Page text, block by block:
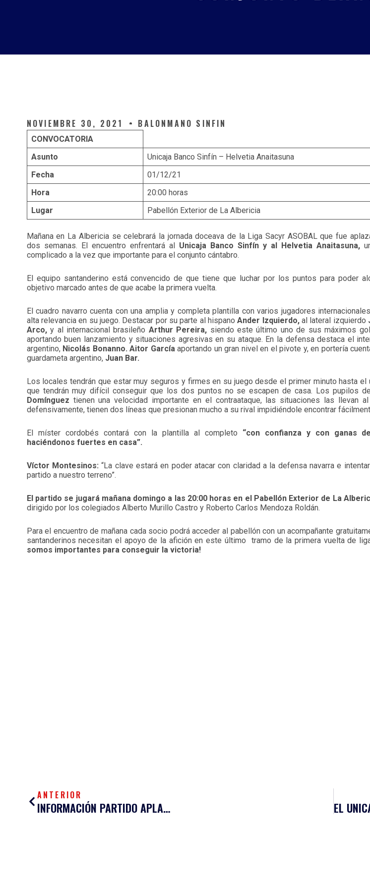
NOVIEMBRE 30, 2021 BALONMANO SINFIN
CONVOCATORIA
Asunto
Unicaja Banco Sinfín – Helvetia Anaitasuna
Fecha
01/12/21
Hora
20:00 horas
Lugar
Pabellón Exterior de La Albericia
Mañana en La Albericia se celebrará la jornada doceava de la Liga Sacyr ASOBAL que fue
dos semanas. El encuentro enfrentará al Unicaja Banco Sinfín y al Helvetia Anaitasuna,
complicado a la vez que importante para el conjunto cántabro.
El equipo santanderino está convencido de que tiene que luchar por los puntos para poder
objetivo marcado antes de que acabe la primera vuelta.
El cuadro navarro cuenta con una amplia y completa plantilla con varios jugadores
alta relevancia en su juego. Destacar por su parte al hispano Ander Izquierdo,al lateral izquierdo
Arco,y al internacional brasileño Arthur Pereira, siendo este último uno de sus máximos
aportando buen lanzamiento y situaciones agresivas en su ataque. En la defensa destaca el
argentino, Nicolás Bonanno. Aitor Garcíaaportando un gran nivel en el pivote y, en portería
guardameta argentino,Juan Bar.
Los locales tendrán que estar muy seguros y firmes en su juego desde el primer minuto hasta el
que tendrán muy difícil conseguir que los dos puntos no se escapen de casa. Los pupilos de
Domínguez tienen una velocidad importante en el contraataque, las situaciones las llevan
defensivamente, tienen dos líneas que presionan mucho a su rival impidiéndole encontrar
El míster cordobés contará con la plantilla al completo “con confianza y con ganas
haciéndonos fuertes en casa”.
Víctor Montesinos: “La clave estará en poder atacar con claridad a la defensa navarra e
partido a nuestro terreno”.
El partido se jugará mañana domingo a las 20:00 horas en el Pabellón Exterior de La
dirigido por los colegiados Alberto Murillo Castro y Roberto Carlos Mendoza Roldán.
Para el encuentro de mañana cada socio podrá acceder al pabellón con un acompañante
santanderinos necesitan el apoyo de la afición en este último tramo de la primera vuelta de
somos importantes para conseguir la victoria!
ANTERIOR
INFORMACIÓN PARTIDO APLAZADO